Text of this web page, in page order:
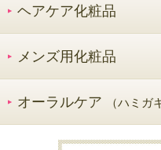
ヘアケア化粧品
メンズ用化粧品
オーラルケア （ハミガ